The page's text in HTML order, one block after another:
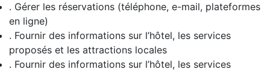
. Gérer les réservations (téléphone, e-mail, plateformes
en ligne)
. Fournir des informations sur l’hôtel, les services
proposés et les attractions locales
. Fournir des informations sur l’hôtel, les services